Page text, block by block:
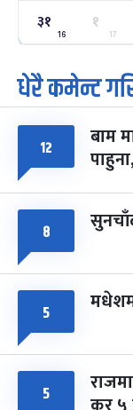
२५
मंगल
ग्याल्पो
फाल्गुन २५,
७
आइत
पूर्णिमा व्रत
चैत्र ७, २०८३
८
सोम
फागुपूर्णिमा
चैत्र ८, २०८३-
३१
16
१
17
धेरै कमेन्ट
१२ बाम
८
५
५